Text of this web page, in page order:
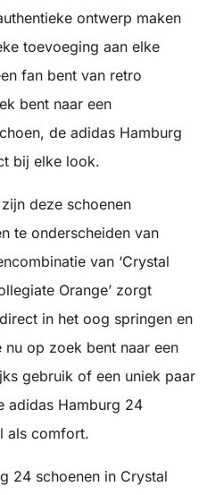
ontwerp maken
toevoeging aan elke
fan bent van retro
bent naar een
de adidas Hamburg
bij elke look.
zijn deze schoenen
te onderscheiden van
van ‘Crystal
Orange’ zorgt
in het oog springen en
nu op zoek bent naar een
gebruik of een uniek paar
adidas Hamburg 24
als comfort.
24 schoenen in Crystal